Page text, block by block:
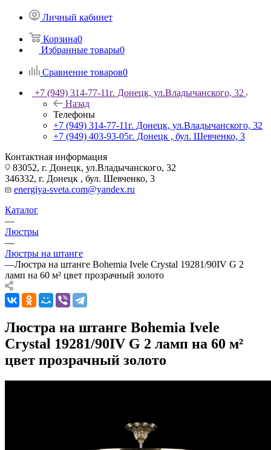
Личный кабинет
Корзина0
Избранные товары0
Сравнение товаров0
+7 (949) 314-77-11г. Донецк, ул.Владычанского, 32
Назад
Телефоны
+7 (949) 314-77-11г. Донецк, ул.Владычанского, 32
+7 (949) 403-93-05г. Донецк , бул. Шевченко, 3
Контактная информация
83052, г. Донецк, ул.Владычанского, 32
346332, г. Донецк , бул. Шевченко, 3
energiya-sveta.com@yandex.ru
Каталог
—
Люстры
—
Люстры на штанге
—Люстра на штанге Bohemia Ivele Crystal 19281/90IV G 2
ламп на 60 м² цвет прозрачный золото
Люстра на штанге Bohemia Ivele
Crystal 19281/90IV G 2 ламп на 60 м²
цвет прозрачный золото